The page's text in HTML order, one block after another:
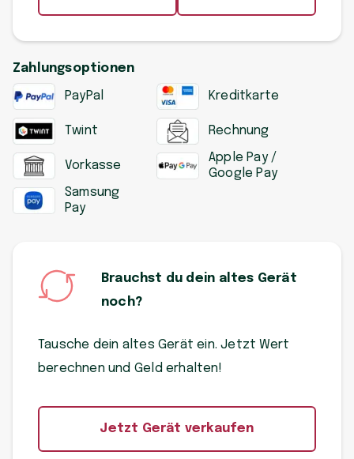
Zahlungsoptionen
PayPal Kreditkarte
Twint Rechnung
Vorkasse
Apple Pay /
Google Pay
Samsung
Pay
Brauchst du dein altes Gerät
noch?
Tausche dein altes Gerät ein. Jetzt Wert
berechnen und Geld erhalten!
Jetzt Gerät verkaufen